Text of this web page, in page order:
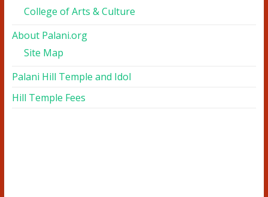
College of Arts & Culture
About Palani.org
Site Map
Palani Hill Temple and Idol
Hill Temple Fees